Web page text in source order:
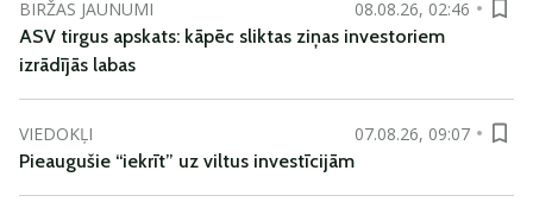
BIRŽAS JAUNUMI
08.08.26, 02:46
ASV tirgus apskats: kāpēc sliktas ziņas investoriem
izrādījās labas
VIEDOKĻI
07.08.26, 09:07
Pieaugušie “iekrīt” uz viltus investīcijām